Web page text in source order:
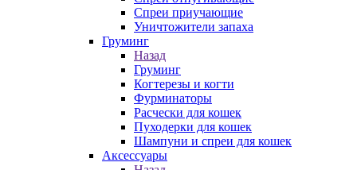
Спреи приучающие
Уничтожители запаха
Груминг
Назад
Груминг
Когтерезы и когти
Фурминаторы
Расчески для кошек
Пуходерки для кошек
Шампуни и спреи для кошек
Аксессуары